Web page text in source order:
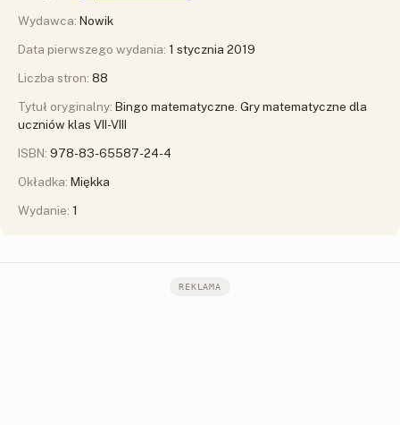
Wydawca: Nowik
Data pierwszego wydania: 1 stycznia 2019
Liczba stron: 88
Tytuł oryginalny: Bingo matematyczne. Gry matematyczne dla
uczniów klas VII-VIII
ISBN: 978-83-65587-24-4
Okładka: Miękka
Wydanie: 1
REKLAMA